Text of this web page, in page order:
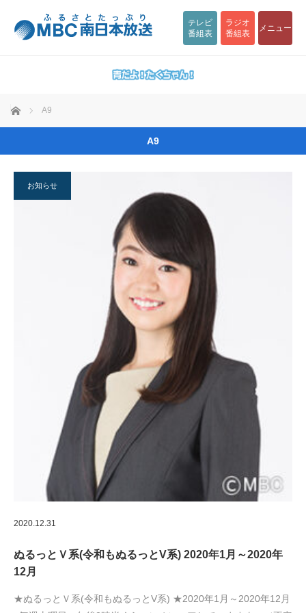
テレビ
番組表
ラジオ
番組表
メニュー
ホーム A9
A9
お知らせ
2020.12.31
ぬるっとＶ系(令和もぬるっとV系) 2020年1月～2020年
12月
★ぬるっとＶ系(令和もぬるっとV系) ★2020年1月～2020年12月